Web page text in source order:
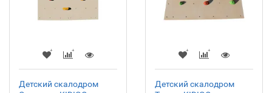
Детский скалодром
Детский скалодром